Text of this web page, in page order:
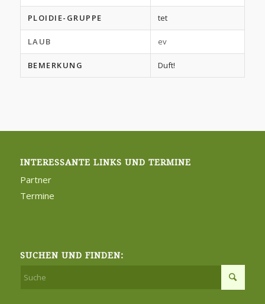
PLOIDIE-GRUPPE tet
LAUB ev
BEMERKUNG Duft!
INTERESSANTE LINKS UND TERMINE
Partner
Termine
SUCHEN UND FINDEN: